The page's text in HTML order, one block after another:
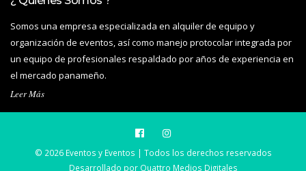
Somos una empresa especializada en alquiler de equipo y
organización de eventos, así como manejo protocolar integrada por
un equipo de profesionales respaldado por años de experiencia en
el mercado panameño.
Leer Más
© 2026 Eventos y Eventos | Todos los derechos reservados
Desarrollado por Quattro Medios Digitales